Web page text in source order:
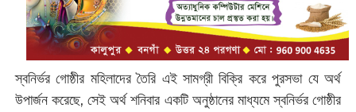
স্বনির্ভর গোষ্ঠীর মহিলাদের তৈরি এই সামগ্রী বিক্রি করে পুরসভা যে অর্থ
উপার্জন করেছে, সেই অর্থ শনিবার একটি অনুষ্ঠানের মাধ্যমে স্বনির্ভর গোষ্ঠীর